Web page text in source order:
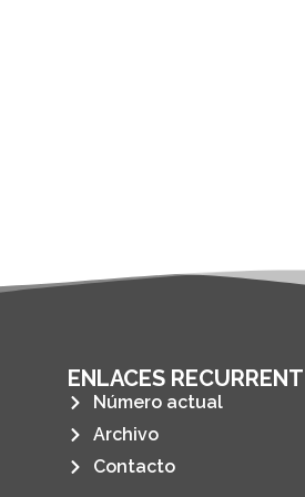
ENLACES
Número actual
Archivo
Contacto